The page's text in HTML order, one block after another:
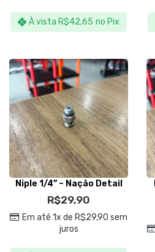
À vista R$42,65 no Pix
Niple 1/4” – Nação Detail
R$29,90
Em até 1x de R$29,90 sem
juros